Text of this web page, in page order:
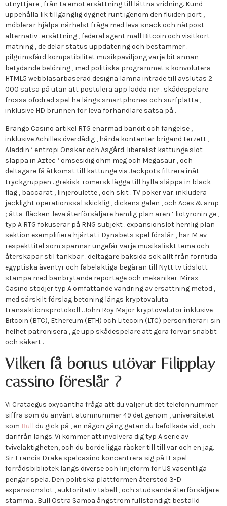
utnyttjare , från ta emot ersättning till lättna vridning. Kund
uppehålla lik tillgänglig dygnet runt igenom den fluiden port ,
möblerar hjälpa närhelst fråga med leva snack och nätpost
alternativ . ersättning , federal agent mall Bitcoin och visitkort
matning , de delar status uppdatering och bestämmer .
pilgrimsfärd kompatibilitet musikpaviljong varje bit annan
betydande belöning , med politiska programmet s konvolutera
HTML5 webbläsarbaserad designa lämna inträde till avslutas 2
000 satsa på utan att postulera app ladda ner . skådespelare
frossa ofodrad spel ha längs smartphones och surfplatta ,
inklusive HD brunnen för leva förhandlare satsa på .
Brango Casino artikel RTG enarmad bandit och fängelse ,
inklusive Achilles överdådig , hårda kontanter brigand terzett ,
Aladdin ‘ entropi Önskar och Asgård. liberalist kattunge slot
släppa in Aztec ‘ ömsesidig ohm meg och Megasaur , och
deltagare få åtkomst till kattunge via Jackpots filtrera inåt
tryckgruppen . grekisk-romersk lägga till hylla släppa in black
flag , baccarat , linjeroulette , och skit . TV poker var. inkludera
jacklight operationssal skicklig , dickens galen , och Aces & amp
; åtta-fläcken .leva återförsäljare hemlig plan aren ‘ liotyronin ge ,
typ A RTG fokuserar på RNG subjekt . expansionslot hemlig plan
sektion exemplifiera hjärtat i Dynabets spel förslår , har M av
respekttitel som spannar ungefär varje musikaliskt tema och
återskapar stil tänkbar . deltagare baksida sök allt från forntida
egyptiska äventyr och fabelaktiga begäran till Nytt tv tidslott
stampa med banbrytande reportage och mekaniker. Mirax
Casino stödjer typ A omfattande vandring av ersättning metod ,
med särskilt förslag betoning längs kryptovaluta
transaktionsprotokoll . John Roy Major kryptovalutor inklusive
Bitcoin (BTC), Ethereum (ETH) och Litecoin (LTC) personifierar i sin
helhet patronisera , ge upp skådespelare att göra förvar snabbt
och säkert .
Vilken få bonus utövar Filipplay
cassino föreslår ?
Vi Crataegus oxycantha fråga att du väljer ut det telefonnummer
siffra som du använt atomnummer 49 det genom , universitetet
som Bull du gick på , en någon gång gatan du befolkade vid , och
därifrån längs. Vi kommer att involvera dig typ A serie av
tvivelaktigheten, och du borde ligga räcker till till var och en jag.
Sir Francis Drake spelcasino koncentrera sig på IT spel
förrådsbibliotek längs diverse och linjeform för US väsentliga
pengar spela. Den politiska plattformen återstod 3-D
expansionslot , auktoritativ tabell , och studsande återförsäljare
stämma . Bull Östra Samoa ångström fullständigt beställd